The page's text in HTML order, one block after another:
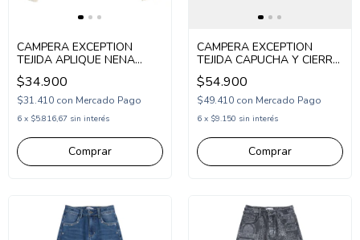
CAMPERA EXCEPTION
TEJIDA APLIQUE NENA
(EX26MTS27)
$34.900
$31.410 con Mercado Pago
6 x $5.816,67 sin interés
Comprar
CAMPERA EXCEPTION
TEJIDA CAPUCHA Y CIERRE
NENA (EX26MSW37)
$54.900
$49.410 con Mercado Pago
6 x $9.150 sin interés
Comprar